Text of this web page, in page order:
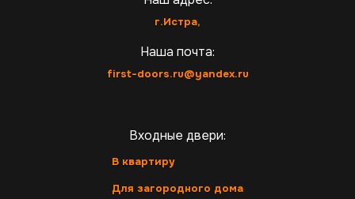
г.Истра,
Наша почта:
first-doors.ru@yandex.ru
Входные двери:
В квартиру
Для загородного дома